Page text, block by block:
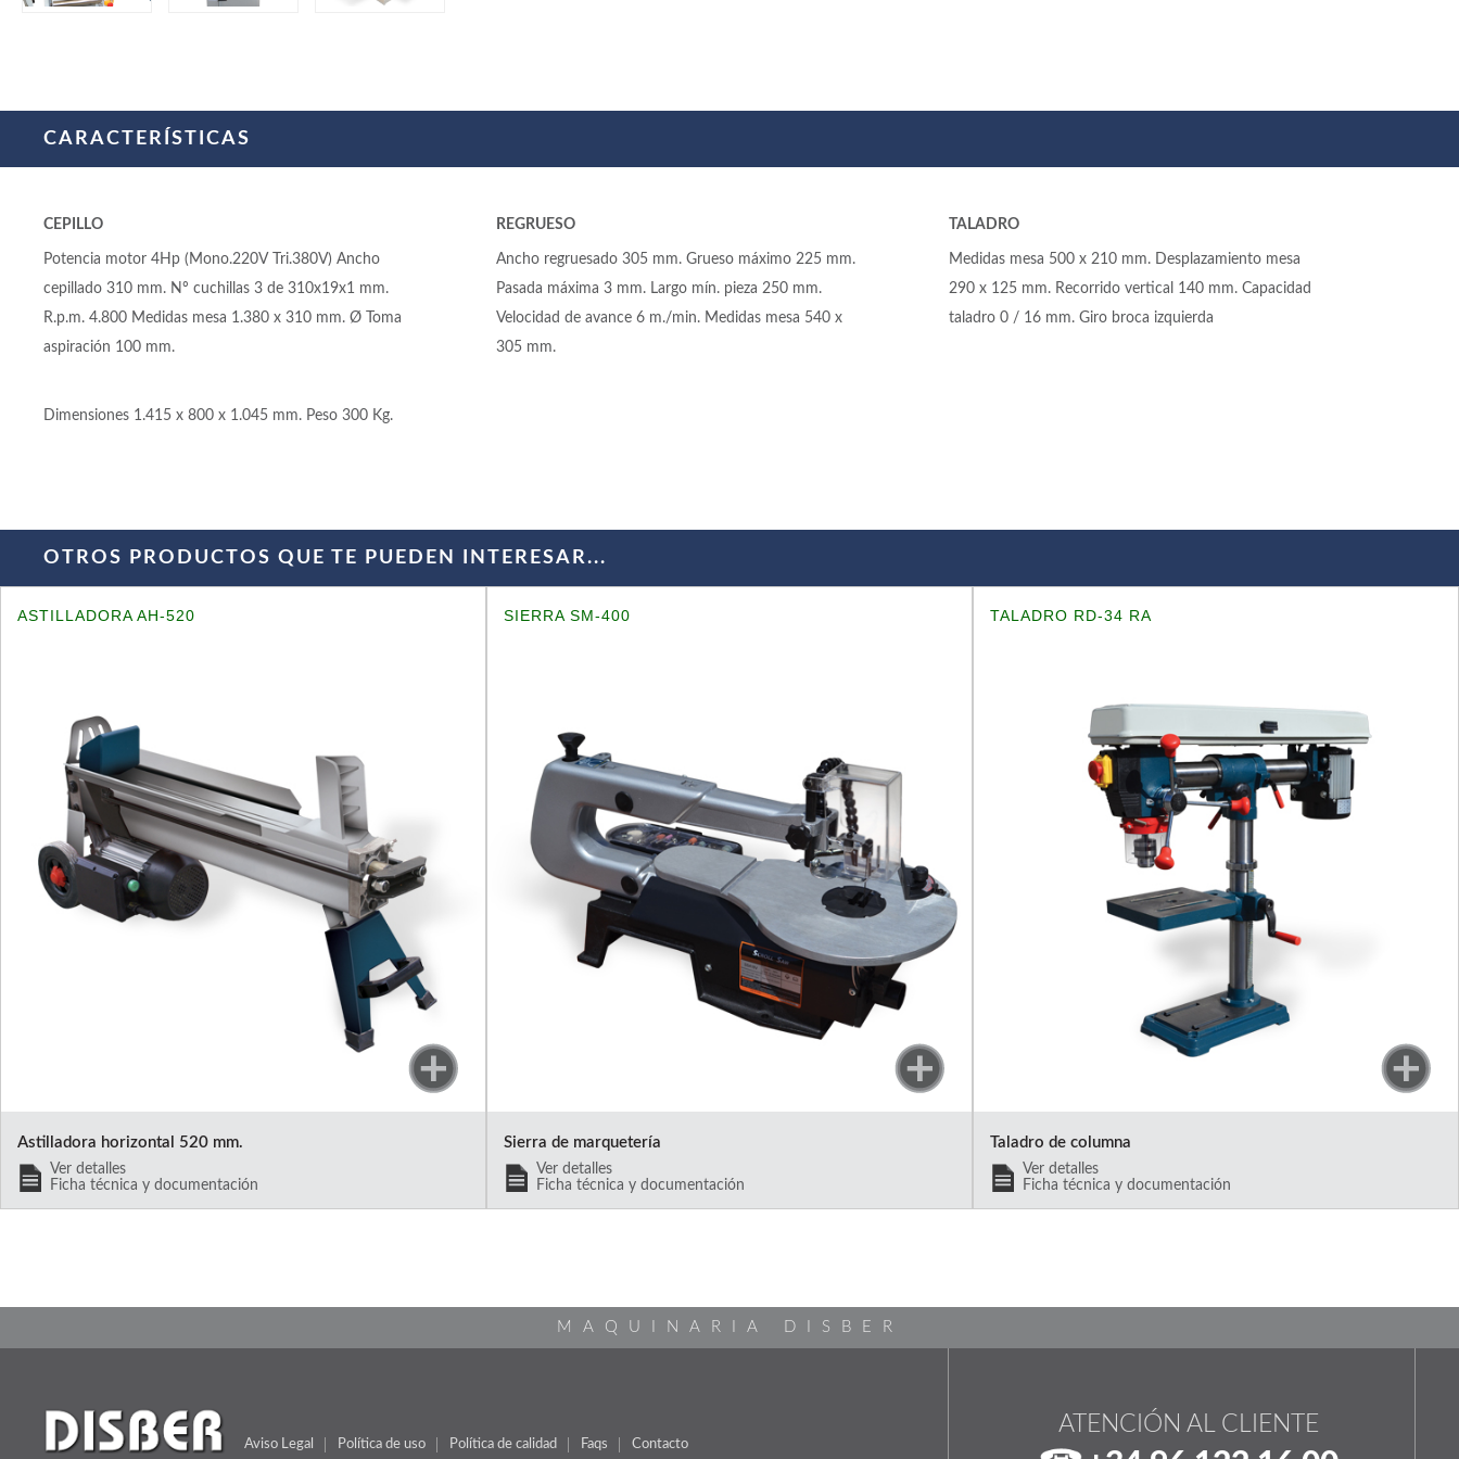
CARACTERÍSTICAS
CEPILLO
Potencia motor 4Hp (Mono.220V Tri.380V) Ancho
cepillado 310 mm. Nº cuchillas 3 de 310x19x1 mm.
R.p.m. 4.800 Medidas mesa 1.380 x 310 mm. Ø Toma
aspiración 100 mm.
REGRUESO
Ancho regruesado 305 mm. Grueso máximo 225 mm.
Pasada máxima 3 mm. Largo mín. pieza 250 mm.
Velocidad de avance 6 m./min. Medidas mesa 540 x
305 mm.
TALADRO
Medidas mesa 500 x 210 mm. Desplazamiento mesa
290 x 125 mm. Recorrido vertical 140 mm. Capacidad
taladro 0 / 16 mm. Giro broca izquierda
Dimensiones 1.415 x 800 x 1.045 mm. Peso 300 Kg.
OTROS PRODUCTOS QUE TE PUEDEN INTERESAR...
ASTILLADORA AH-520
Astilladora horizontal 520 mm.
Ver detalles
Ficha técnica y documentación
SIERRA SM-400
Sierra de marquetería
Ver detalles
Ficha técnica y documentación
TALADRO RD-34 RA
Taladro de columna
Ver detalles
Ficha técnica y documentación
MAQUINARIA DISBER
Aviso Legal Política de uso Política de calidad Faqs Contacto
ATENCIÓN AL CLIENTE